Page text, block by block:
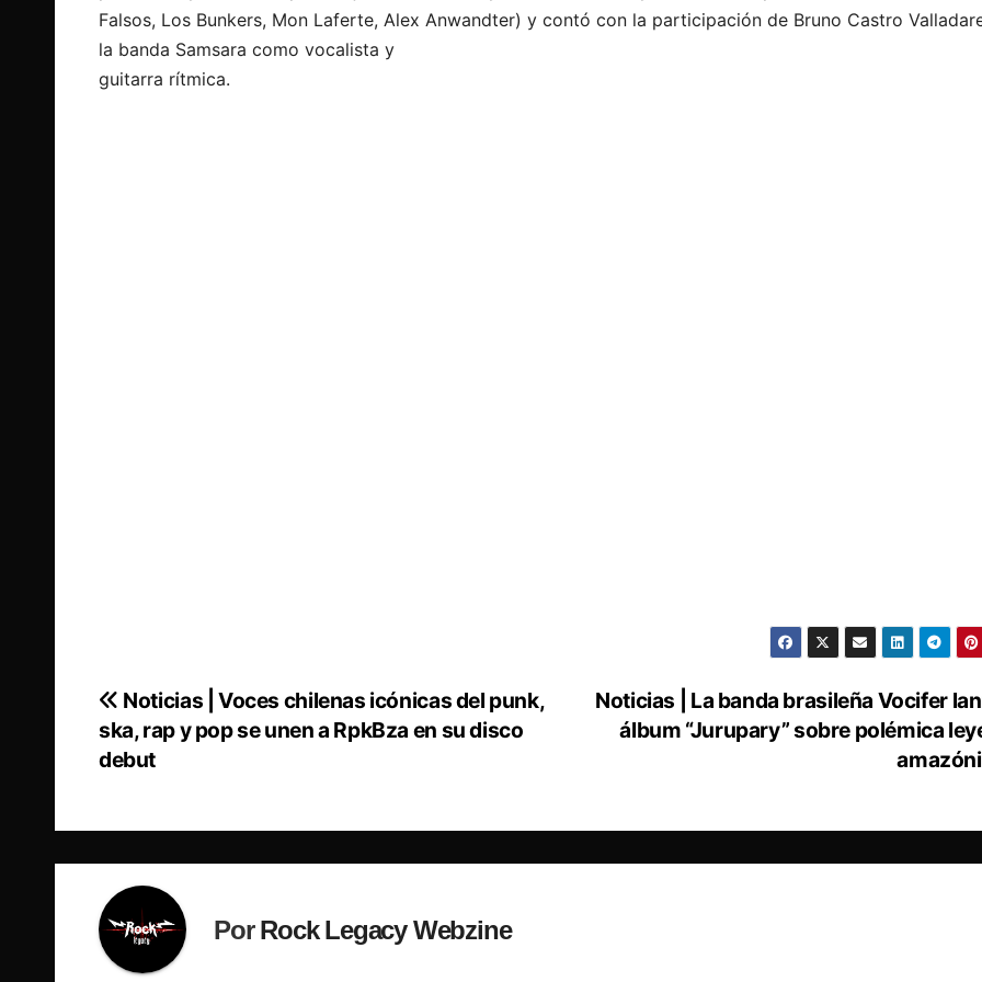
Falsos, Los Bunkers, Mon Laferte, Alex Anwandter) y contó con la participación de Bruno Castro
la banda Samsara como vocalista y
guitarra rítmica.
Navegación
de
Noticias | La banda brasileña Vocifer
álbum “Jurupary” sobre polémica
Noticias | Voces chilenas icónicas del punk,
ska, rap y pop se unen a RpkBza en su disco
debut
PorRock Legacy Webzine